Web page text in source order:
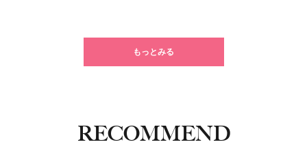
もっとみる
RECOMMEND